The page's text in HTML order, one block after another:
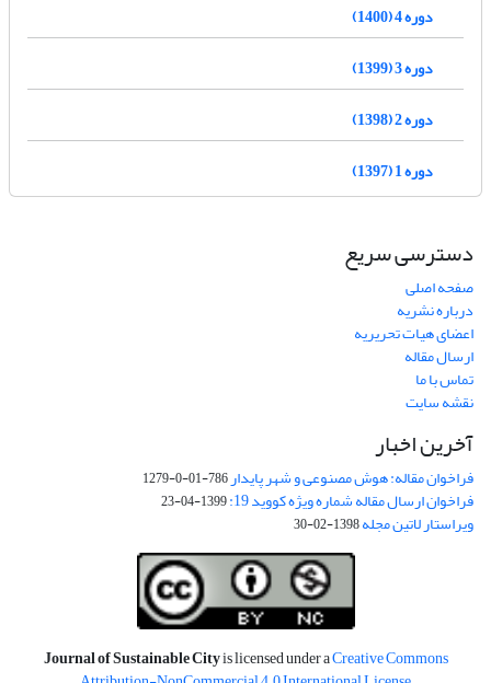
دوره 4 (1400)
دوره 3 (1399)
دوره 2 (1398)
دوره 1 (1397)
دسترسی سریع
صفحه اصلی
درباره نشریه
اعضای هیات تحریریه
ارسال مقاله
تماس با ما
نقشه سایت
آخرین اخبار
فراخوان مقاله: هوش مصنوعی و شهر پایدار786-01-0-1279
فراخوان ارسال مقاله شماره ویژه کووید 19: 1399-04-23
ویراستار لاتین مجله1398-02-30
Journal of Sustainable Cityis licensed under aCreative Commons